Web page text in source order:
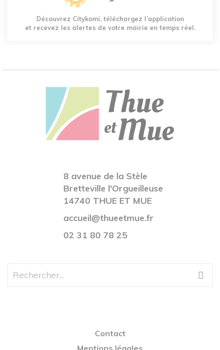
Découvrez Citykomi, téléchargez l’application
et recevez les alertes de votre mairie en temps réel.
8 avenue de la Stèle
Bretteville l'Orgueilleuse
14740 THUE ET MUE
accueil@thueetmue.fr
02 31 80 78 25
Contact